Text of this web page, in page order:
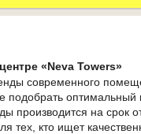
«Neva Towers»
современного
подобрать
производится на срок
тех, кто ищет